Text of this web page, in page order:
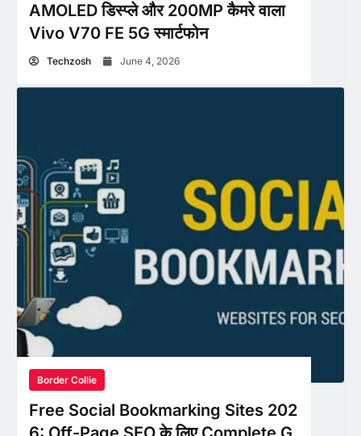
AMOLED डिस्प्ले और 200MP कैमरे वाला
Vivo V70 FE 5G स्मार्टफोन
Techzosh June 4, 2026
Border Collie
Free Social Bookmarking Sites 202